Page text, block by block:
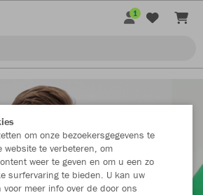
1
om onze bezoekersgegevens te
website te verbeteren, om
weer te geven en om u een zo
surfervaring te bieden. U kan uw
meer info over de door ons